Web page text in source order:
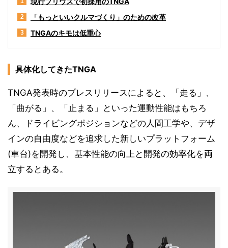
2 「もっといいクルマづくり」のための改革
3 TNGAのキモは低重心
具体化してきたTNGA
TNGA発表時のプレスリリースによると、「走る」、
「曲がる」、「止まる」といった運動性能はもちろ
ん、ドライビングポジションなどの人間工学や、デザ
インの自由度などを追求した新しいプラットフォーム
(車台)を開発し、基本性能の向上と開発の効率化を両
立するとある。